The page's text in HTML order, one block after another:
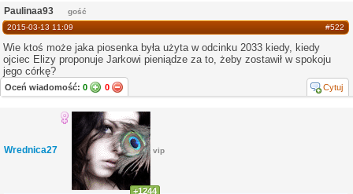
Paulinaa93
gość
#522
2015-03-13 11:09
Wie ktoś może jaka piosenka była użyta w odcinku 2033 kiedy, kiedy
ojciec Elizy proponuje Jarkowi pieniądze za to, żeby zostawił w spokoju
jego córkę?
Oceń wiadomość: 0 0 Cytuj
Wrednica27
+1244
vip